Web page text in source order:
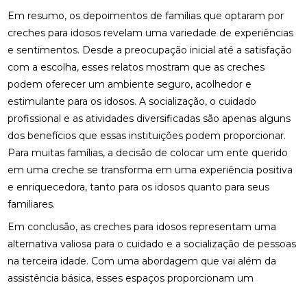
Em resumo, os depoimentos de famílias que optaram por
creches para idosos revelam uma variedade de experiências
e sentimentos. Desde a preocupação inicial até a satisfação
com a escolha, esses relatos mostram que as creches
podem oferecer um ambiente seguro, acolhedor e
estimulante para os idosos. A socialização, o cuidado
profissional e as atividades diversificadas são apenas alguns
dos benefícios que essas instituições podem proporcionar.
Para muitas famílias, a decisão de colocar um ente querido
em uma creche se transforma em uma experiência positiva
e enriquecedora, tanto para os idosos quanto para seus
familiares.
Em conclusão, as creches para idosos representam uma
alternativa valiosa para o cuidado e a socialização de pessoas
na terceira idade. Com uma abordagem que vai além da
assistência básica, esses espaços proporcionam um